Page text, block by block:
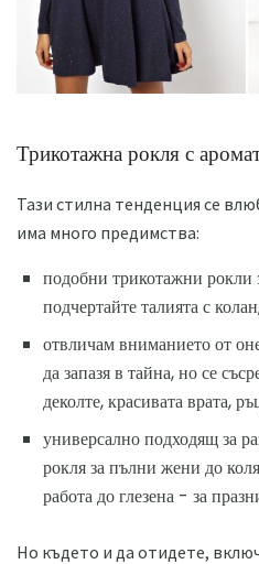
Трикотажна рокля с
Тази стилна тенденция се
има много предимства:
подобни трикотажни рокли
подчертайте талията с
отвличам вниманието от
да запазя в тайна, но се
деколте, красивата врата,
универсално подходящ за
рокля за пълни жени до
работа до глезена - за
Но където и да отидете,